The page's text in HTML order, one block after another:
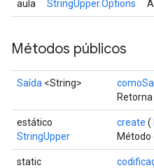
aula StringUpper.Options
Métodos públicos
Saída <String>
estático
StringUpper
create (
Método
static